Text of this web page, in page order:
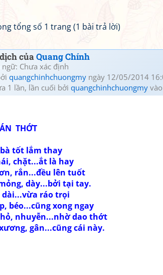
tổng số 1 trang (1 bài trả lời)
củaQuang Chính
ngữ: Chưa xác định
quangchinhchuongmy ngày 12/05/2014
1 lần, lần cuối bởi quangchinhchuongmy
THỚT
tốt lắm thay
chặt...ắt là hay
rắn...đều lên tuốt
dày...bởi tại tay.
dài...vừa ráo trọi
béo...cũng xong ngay
nhuyễn...nhờ dao thớt
gân...cũng cái này.